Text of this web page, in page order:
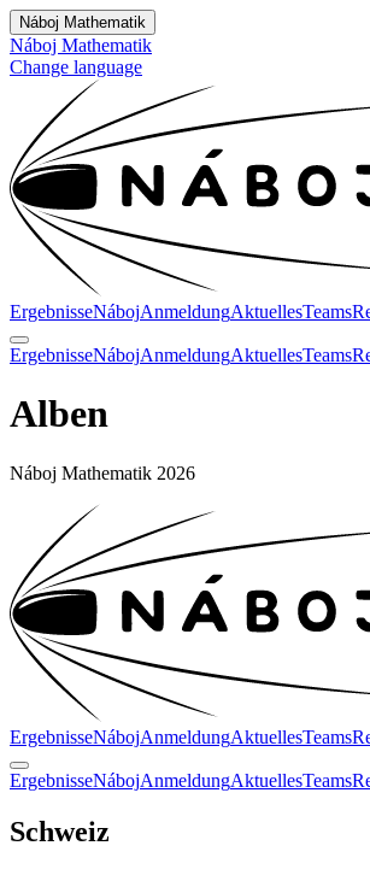
Náboj Mathematik
Náboj Mathematik
Change language
ErgebnisseNábojAnmeldungAktuellesTeams
ErgebnisseNábojAnmeldungAktuellesTeams
Alben
Náboj Mathematik 2026
ErgebnisseNábojAnmeldungAktuellesTeams
ErgebnisseNábojAnmeldungAktuellesTeams
Schweiz